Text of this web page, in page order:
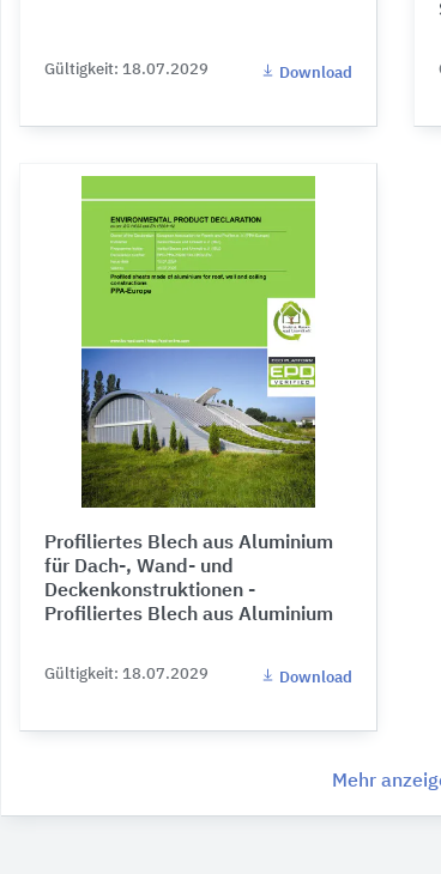
Gültigkeit: 18.07.2029 Download
Profiliertes Blech aus Aluminium
für Dach-, Wand- und
Deckenkonstruktionen -
Profiliertes Blech aus Aluminium
Gültigkeit: 18.07.2029 Download
Mehr